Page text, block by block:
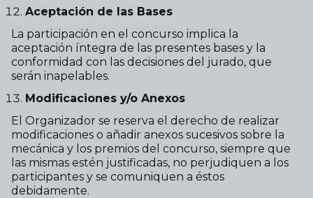
Aceptación de las Bases
La participación en el concurso implica la
aceptación íntegra de las presentes bases y la
conformidad con las decisiones del jurado, que
serán inapelables.
Modificaciones y/o Anexos
El Organizador se reserva el derecho de realizar
modificaciones o añadir anexos sucesivos sobre la
mecánica y los premios del concurso, siempre que
las mismas estén justificadas, no perjudiquen a los
participantes y se comuniquen a éstos
debidamente.